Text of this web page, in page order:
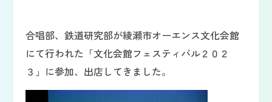
合唱部、鉄道研究部が綾瀬市オーエンス文化会館
にて行われた「文化会館フェスティバル２０２
３」に参加、出店してきました。